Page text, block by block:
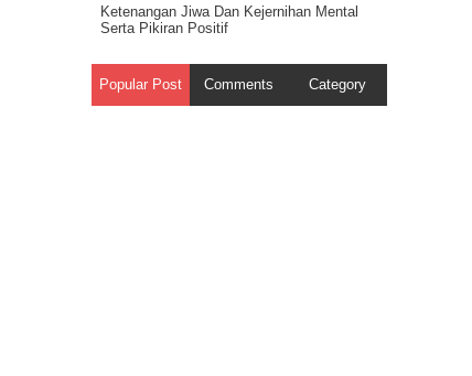
Ketenangan Jiwa Dan Kejernihan Mental
Serta Pikiran Positif
Dari Masalah
Pikiran Positif Membuat Kehidupan
Positif - Hukum Tarik Menarik
Popular Post Comments Category